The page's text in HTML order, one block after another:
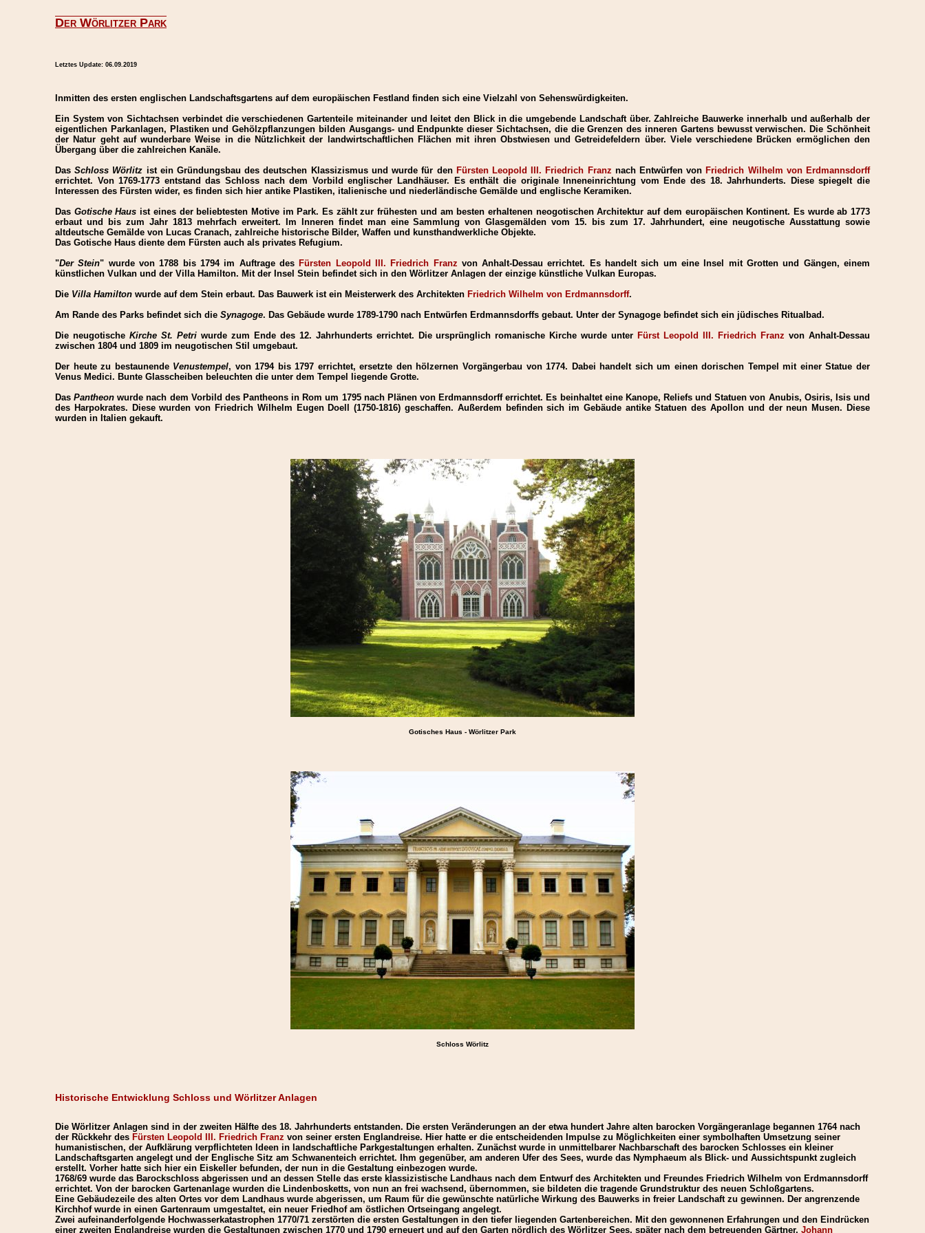
Der Wörlitzer Park
Letztes Update: 06.09.2019
Inmitten des ersten englischen Landschaftsgartens auf dem europäischen Festland finden sich eine Vielzahl von Sehenswürdigkeiten.
Ein System von Sichtachsen verbindet die verschiedenen Gartenteile miteinander und leitet den Blick in die umgebende Landschaft über. Zahlreiche Bauwerke innerhalb und außerhalb der
eigentlichen Parkanlagen, Plastiken und Gehölzpflanzungen bilden Ausgangs- und Endpunkte dieser Sichtachsen, die die Grenzen des inneren Gartens bewusst verwischen. Die Schönheit
der Natur geht auf wunderbare Weise in die Nützlichkeit der landwirtschaftlichen Flächen mit ihren Obstwiesen und Getreidefeldern über. Viele verschiedene Brücken ermöglichen den
Übergang über die zahlreichen Kanäle.
DasSchloss Wörlitz ist ein Gründungsbau des deutschen Klassizismus und wurde für den Fürsten Leopold III. Friedrich Franz nach Entwürfen von Friedrich Wilhelm von Erdmannsdorff
errichtet. Von 1769-1773 entstand das Schloss nach dem Vorbild englischer Landhäuser. Es enthält die originale Inneneinrichtung vom Ende des 18. Jahrhunderts. Diese spiegelt die
Interessen des Fürsten wider, es finden sich hier antike Plastiken, italienische und niederländische Gemälde und englische Keramiken.
Das Gotische Haus ist eines der beliebtesten Motive im Park. Es zählt zur frühesten und am besten erhaltenen neogotischen Architektur auf dem europäischen Kontinent. Es wurde ab 1773
erbaut und bis zum Jahr 1813 mehrfach erweitert. Im Inneren findet man eine Sammlung von Glasgemälden vom 15. bis zum 17. Jahrhundert, eine neugotische Ausstattung sowie
altdeutsche Gemälde von Lucas Cranach, zahlreiche historische Bilder, Waffen und kunsthandwerkliche Objekte.
Das Gotische Haus diente dem Fürsten auch als privates Refugium.
"Der Stein" wurde von 1788 bis 1794 im Auftrage des Fürsten Leopold III. Friedrich Franz von Anhalt-Dessau errichtet. Es handelt sich um eine Insel mit Grotten und Gängen, einem
künstlichen Vulkan und der Villa Hamilton. Mit der Insel Stein befindet sich in den Wörlitzer Anlagen der einzige künstliche Vulkan Europas.
Die Villa Hamilton wurde auf dem Stein erbaut. Das Bauwerk ist ein Meisterwerk des Architekten Friedrich Wilhelm von Erdmannsdorff.
Am Rande des Parks befindet sich die Synagoge. Das Gebäude wurde 1789-1790 nach Entwürfen Erdmannsdorffs gebaut. Unter der Synagoge befindet sich ein jüdisches Ritualbad.
Die neugotische Kirche St. Petriwurde zum Ende des 12. Jahrhunderts errichtet. Die ursprünglich romanische Kirche wurde unter Fürst Leopold III. Friedrich Franz von Anhalt-Dessau
zwischen 1804 und 1809 im neugotischen Stil umgebaut.
Der heute zu bestaunende Venustempel, von 1794 bis 1797 errichtet, ersetzte den hölzernen Vorgängerbau von 1774. Dabei handelt sich um einen dorischen Tempel mit einer Statue der
Venus Medici. Bunte Glasscheiben beleuchten die unter dem Tempel liegende Grotte.
DasPantheon wurde nach dem Vorbild des Pantheons in Rom um 1795 nach Plänen von Erdmannsdorff errichtet. Es beinhaltet eine Kanope, Reliefs und Statuen von Anubis, Osiris, Isis und
des Harpokrates. Diese wurden von Friedrich Wilhelm Eugen Doell (1750-1816) geschaffen. Außerdem befinden sich im Gebäude antike Statuen des Apollon und der neun Musen. Diese
wurden in Italien gekauft.
Gotisches Haus - Wörlitzer Park
Schloss Wörlitz
Historische Entwicklung Schloss und Wörlitzer Anlagen
Die Wörlitzer Anlagen sind in der zweiten Hälfte des 18. Jahrhunderts entstanden. Die ersten Veränderungen an der etwa hundert Jahre alten barocken Vorgängeranlage begannen 1764 nach
der Rückkehr des Fürsten Leopold III. Friedrich Franz von seiner ersten Englandreise. Hier hatte er die entscheidenden Impulse zu Möglichkeiten einer symbolhaften Umsetzung seiner
humanistischen, der Aufklärung verpflichteten Ideen in landschaftliche Parkgestaltungen erhalten. Zunächst wurde in unmittelbarer Nachbarschaft des barocken Schlosses ein kleiner
Landschaftsgarten angelegt und der Englische Sitz am Schwanenteich errichtet. Ihm gegenüber, am anderen Ufer des Sees, wurde das Nymphaeum als Blick- und Aussichtspunkt zugleich
erstellt. Vorher hatte sich hier ein Eiskeller befunden, der nun in die Gestaltung einbezogen wurde.
1768/69 wurde das Barockschloss abgerissen und an dessen Stelle das erste klassizistische Landhaus nach dem Entwurf des Architekten und Freundes Friedrich Wilhelm von Erdmannsdorff
errichtet. Von der barocken Gartenanlage wurden die Lindenbosketts, von nun an frei wachsend, übernommen, sie bildeten die tragende Grundstruktur des neuen Schloßgartens.
Eine Gebäudezeile des alten Ortes vor dem Landhaus wurde abgerissen, um Raum für die gewünschte natürliche Wirkung des Bauwerks in freier Landschaft zu gewinnen. Der angrenzende
Kirchhof wurde in einen Gartenraum umgestaltet, ein neuer Friedhof am östlichen Ortseingang angelegt.
Zwei aufeinanderfolgende Hochwasserkatastrophen 1770/71 zerstörten die ersten Gestaltungen in den tiefer liegenden Gartenbereichen. Mit den gewonnenen Erfahrungen und den Eindrücken
einer zweiten Englandreise wurden die Gestaltungen zwischen 1770 und 1790 erneuert und auf den Garten nördlich des Wörlitzer Sees, später nach dem betreuenden Gärtner, Johann